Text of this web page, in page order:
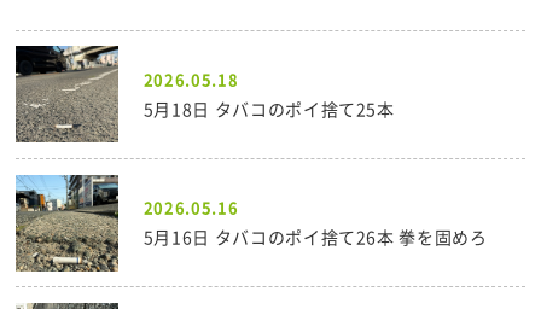
2026.05.18
5月18日 タバコのポイ捨て25本
2026.05.16
5月16日 タバコのポイ捨て26本 拳を固めろ